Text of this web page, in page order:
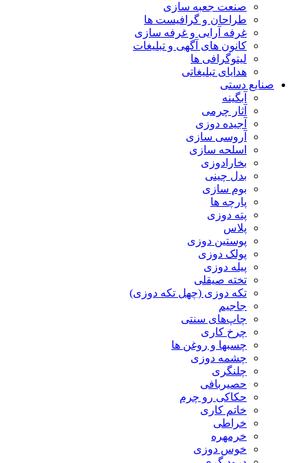
صنعت جعبه سازی
طراحان و گرافیست ها
غرفه آرایی و غرفه سازی
کانون های آگهی و تبلیغات
لیتوگرافی ها
هدایای تبلیغاتی
صنایع دستی
آبگینه
آثار چرمی
آجیده دوزی
آروسی سازی
اسلحه سازی
بخارادوزی
بدل چینی
بوم سازی
پارچه ها
پته دوزی
پلاس
پوستین دوزی
پولک دوزی
پیله دوزی
تخته صیقلی
تکه دوزی (چهل تکه دوزی)
جاجیم
چاپ‌های سنتی
چرخ کاری
چسبها و روغن ها
چشمه دوزی
چلنگری
حصیربافی
حکاکی رو چرم
خاتم کاری
خراطی
خرمهره
خوس دوزی